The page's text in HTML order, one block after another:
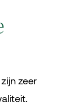
zeer